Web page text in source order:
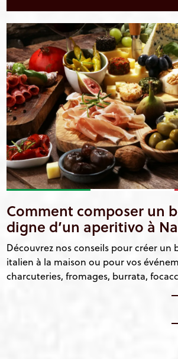
Comment composer un
digne d’un aperitivo à
Découvrez nos conseils pour créer
italien à la maison ou pour vos
charcuteries, fromages, burrata,